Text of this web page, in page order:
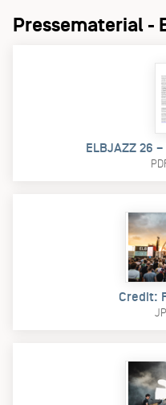
Pressematerial -
ELBJAZZ 26
Credit: